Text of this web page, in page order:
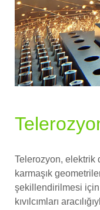
Telerozyon, elektrik
karmaşık
şekillendirilmesi için
kıvılcımları